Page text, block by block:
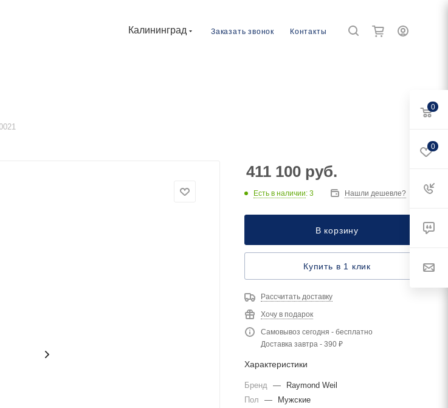
Калининград Заказать звонок Контакты
411 100 руб.
Есть в наличии: 3 Нашли дешевле?
В корзину
Купить в 1 клик
Рассчитать доставку
Хочу в подарок
Самовывоз сегодня - бесплатно
Доставка завтра - 390 ₽
Характеристики
Бренд —
Raymond Weil
Пол
—
Мужские
0
0